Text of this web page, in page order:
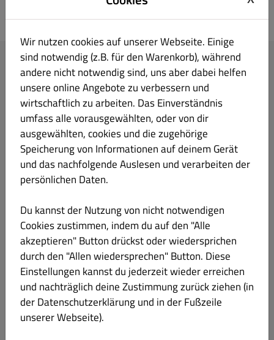
Japan Haus
Anmelden
E-Mail-Adresse
Passwort
Angemeldet bleiben
Passwort vergessen?
Anmeldung
Registrieren
Wir nutzen cookies auf unserer Webseite. Einige
sind notwendig (z.B. für den Warenkorb), während
andere nicht notwendig sind, uns aber dabei helfen
unsere online Angebote zu verbessern und
wirtschaftlich zu arbeiten. Das Einverständnis
umfass alle vorausgewählten, oder von dir
ausgewählten, cookies und die zugehörige
Speicherung von Informationen auf deinem Gerät
und das nachfolgende Auslesen und verarbeiten der
persönlichen Daten.
Du kannst der Nutzung von nicht notwendigen
Cookies zustimmen, indem du auf den "Alle
akzeptieren" Button drückst oder wiedersprichen
durch den "Allen wiedersprechen" Button. Diese
Einstellungen kannst du jederzeit wieder erreichen
und nachträglich deine Zustimmung zurück ziehen (in
der Datenschutzerklärung und in der Fußzeile
unserer Webseite).